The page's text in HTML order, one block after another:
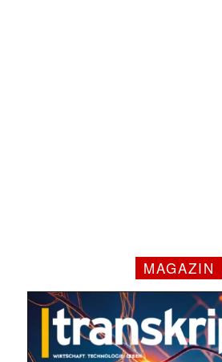
MAGAZIN